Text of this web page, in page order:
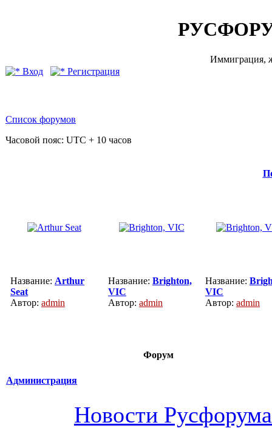
Иммиграция,
Вход
Регистрация
Список форумов
Часовой пояс: UTC + 10 часов
Название: Arthur
Seat
Автор: admin
Название: Brighton,
VIC
Автор: admin
Название:
VIC
Автор: admin
Форум
Администрация
Новости Русфорума